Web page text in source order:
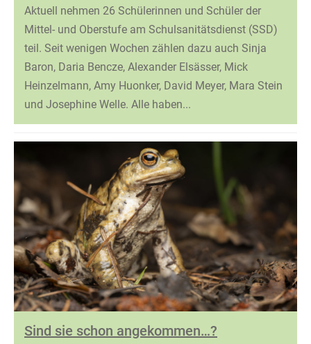
Aktuell nehmen 26 Schülerinnen und Schüler der
Mittel- und Oberstufe am Schulsanitätsdienst (SSD)
teil. Seit wenigen Wochen zählen dazu auch Sinja
Baron, Daria Bencze, Alexander Elsässer, Mick
Heinzelmann, Amy Huonker, David Meyer, Mara Stein
und Josephine Welle. Alle haben...
Sind sie schon angekommen…?